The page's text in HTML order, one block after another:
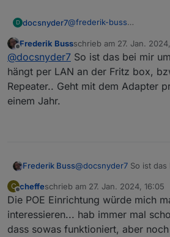
D docsnyder7@frederik-buss
Video darauf verwiess,
Techniker verfügbar ist,
Bedienungsanleitung..
geht auch zugänglich zu
aber letztlich egal, denn
Variante
Offline
Frederik Bussschrieb am 27. Jan.
zuletzt editiert von
@docsnyder7 So ist das bei mir
hängt per LAN an der Fritz box,
Repeater.. Geht mit dem Adapter
einem Jahr.
Frederik Buss@docsnyder7 So ist
Fritz Repeater.. Geht mit
problemlos seit ca.
C
Offline
cheffeschrieb am 27. Jan. 2024, 16:05
zuletzt editiert von
Die POE Einrichtung würde mich
interessieren... hab immer mal
dass sowas funktioniert, aber